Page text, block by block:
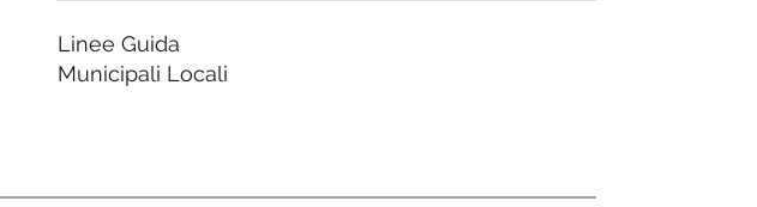
Linee Guida
Municipali Locali